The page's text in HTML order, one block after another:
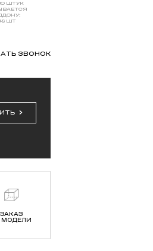
ШТУК
ШТ
ЗВОНОК
ЗАКАЗ
МОДЕЛИ